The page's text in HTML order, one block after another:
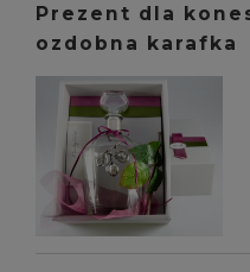
Prezent dla
ozdobna karafka